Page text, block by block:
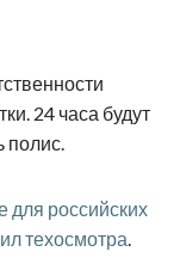
24 часа будут
полис.
российских
техосмотра.